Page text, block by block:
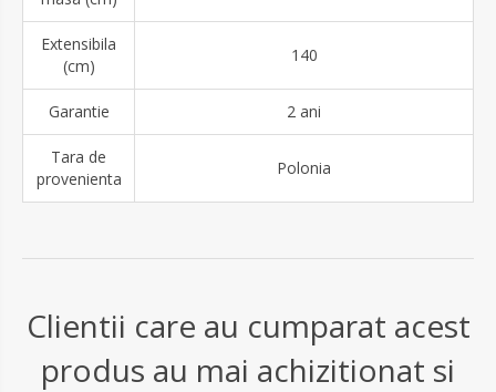
Extensibila
(cm)
140
Garantie 2 ani
Tara de
provenienta
Polonia
Clientii care au cumparat acest
produs au mai achizitionat si